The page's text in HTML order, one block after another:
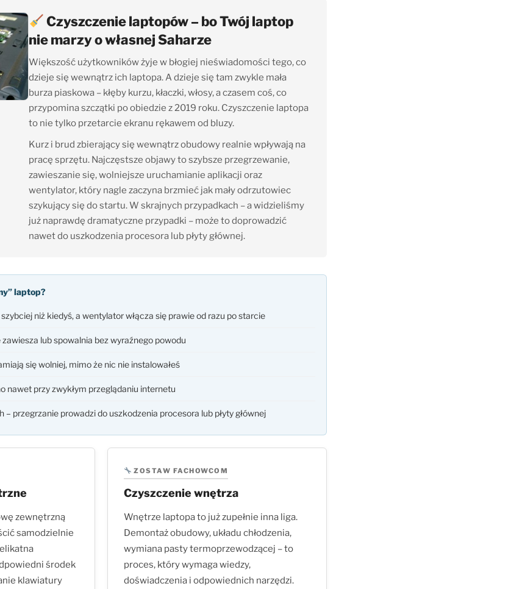
Czyszczenie laptopów – bo Twój laptop
nie marzy o własnej Saharze
Większość użytkowników żyje w błogiej nieświadomości tego, co
dzieje się wewnątrz ich laptopa. A dzieje się tam zwykle mała
burza piaskowa – kłęby kurzu, kłaczki, włosy, a czasem coś, co
przypomina szczątki po obiedzie z 2019 roku. Czyszczenie laptopa
to nie tylko przetarcie ekranu rękawem od bluzy.
Kurz i brud zbierający się wewnątrz obudowy realnie wpływają na
pracę sprzętu. Najczęstsze objawy to szybsze przegrzewanie,
zawieszanie się, wolniejsze uruchamianie aplikacji oraz
wentylator, który nagle zaczyna brzmieć jak mały odrzutowiec
szykujący się do startu. W skrajnych przypadkach – a widzieliśmy
już naprawdę dramatyczne przypadki – może to doprowadzić
nawet do uszkodzenia procesora lub płyty głównej.
laptop?
niż kiedyś, a wentylator włącza się prawie od razu po starcie
lub spowalnia bez wyraźnego powodu
się wolniej, mimo że nic nie instalowałeś
nawet przy zwykłym przeglądaniu internetu
przegrzanie prowadzi do uszkodzenia procesora lub płyty głównej
zewnętrzną
samodzielnie
środek
klawiatury
ZOSTAW FACHOWCOM
Czyszczenie wnętrza
Wnętrze laptopa to już zupełnie inna liga.
Demontaż obudowy, układu chłodzenia,
wymiana pasty termoprzewodzącej – to
proces, który wymaga wiedzy,
doświadczenia i odpowiednich narzędzi.